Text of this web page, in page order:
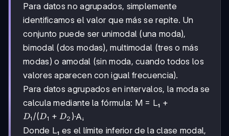
Para datos no agrupados, simplemente
identificamos el valor que más se repite. Un
conjunto puede ser unimodal (una moda),
bimodal (dos modas), multimodal (tres o más
modas) o amodal (sin moda, cuando todos los
valores aparecen con igual frecuencia).
Para datos agrupados en intervalos, la moda se
calcula mediante la fórmula: M = L₁ +
D₁/(D₁+D₂)
D1 /(D1 + D2 )·Aᵢ
Donde L₁ es el límite inferior de la clase modal,